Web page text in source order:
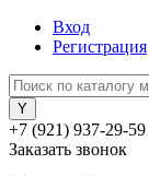
Вход
Регистрация
+7 (921) 937-29-59
Заказать звонок